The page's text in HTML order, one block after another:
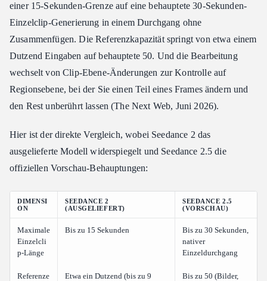
einer 15-Sekunden-Grenze auf eine behauptete 30-Sekunden-
Einzelclip-Generierung in einem Durchgang ohne
Zusammenfügen. Die Referenzkapazität springt von etwa einem
Dutzend Eingaben auf behauptete 50. Und die Bearbeitung
wechselt von Clip-Ebene-Änderungen zur Kontrolle auf
Regionsebene, bei der Sie einen Teil eines Frames ändern und
den Rest unberührt lassen (The Next Web, Juni 2026).
Hier ist der direkte Vergleich, wobei Seedance 2 das
ausgelieferte Modell widerspiegelt und Seedance 2.5 die
offiziellen Vorschau-Behauptungen:
DIMENSI
ON
SEEDANCE 2
(AUSGELIEFERT)
SEEDANCE 2.5
(VORSCHAU)
Maximale
Einzelcli
p-Länge
Bis zu 15 Sekunden
Bis zu 30 Sekunden,
nativer
Einzeldurchgang
Referenze
Etwa ein Dutzend (bis zu 9
Bis zu 50 (Bilder,